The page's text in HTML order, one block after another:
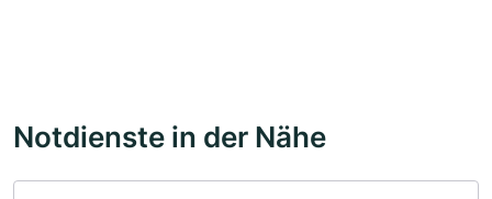
Notdienste in der Nähe